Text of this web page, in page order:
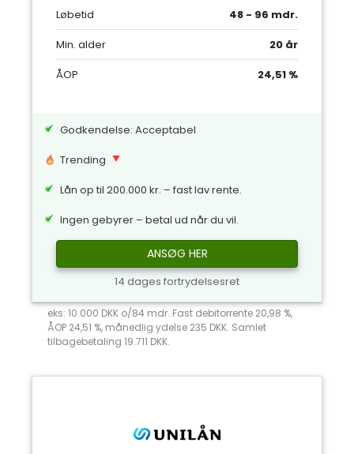
Løbetid
48 - 96 mdr.
Min. alder
20 år
ÅOP
24,51 %
Godkendelse: Acceptabel
Trending
Lån op til 200.000 kr. – fast lav rente.
Ingen gebyrer – betal ud når du vil.
ANSØG HER
14 dages fortrydelsesret
eks: 10.000 DKK o/84 mdr. Fast debitorrente 20,98 %,
ÅOP 24,51 %, månedlig ydelse 235 DKK. Samlet
tilbagebetaling 19.711 DKK.